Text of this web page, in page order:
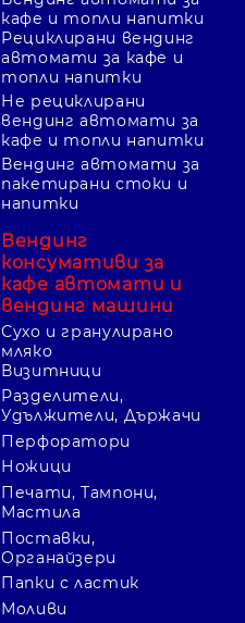
кафе и топли напитки
Рециклирани вендинг
автомати за кафе и
топли напитки
Не рециклирани
вендинг автомати за
кафе и топли напитки
Вендинг автомати за
пакетирани стоки и
напитки
Вендинг
консумативи за
кафе автомати и
вендинг машини
Сухо и гранулирано
мляко
Визитници
Разделители,
Удължители, Държачи
Перфоратори
Ножици
Печати, Тампони,
Мастила
Поставки,
Органайзери
Папки с ластик
Моливи